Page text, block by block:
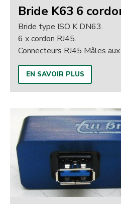
Bride K63 6
Bride type ISO K DN63.
6 x cordon RJ45.
Connecteurs RJ45 Mâles
EN SAVOIR PLUS